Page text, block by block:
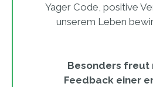
Yager Code, positive
unserem Leben
Besonders freut
Feedback einer